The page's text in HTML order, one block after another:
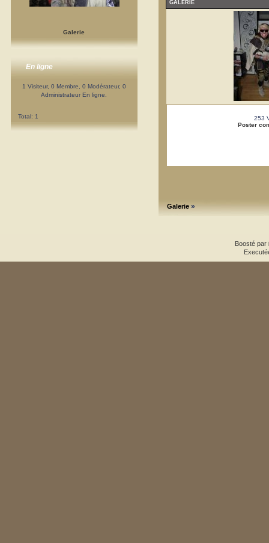
Galerie
En ligne
1 Visiteur, 0 Membre, 0 Modérateur, 0
Administrateur En ligne.
Total: 1
GALERIE
253
Poster
Galerie»
Boosté par